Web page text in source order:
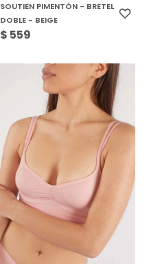
SOUTIEN PIMENTÓN - BRETEL
DOBLE - BEIGE
$ 559